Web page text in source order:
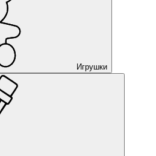
Игрушки